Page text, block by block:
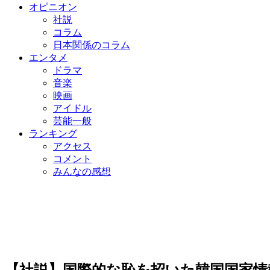
オピニオン
社説
コラム
日本関係のコラム
エンタメ
ドラマ
音楽
映画
アイドル
芸能一般
ランキング
アクセス
コメント
みんなの感想